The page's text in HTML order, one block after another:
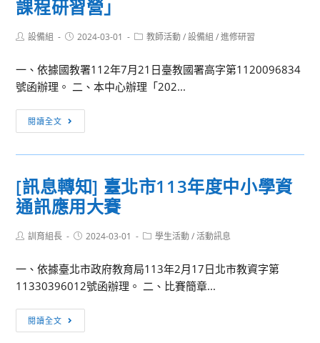
中
學
學
能
力
考
試
(Taiwan
Mathematics
高
級
等
學
學
中
心
學
度
全
國
課程研習營」
Post設備組
Post2024-03-01
Post教師活動 / 設備組 / 進修研習
一、依據國教署112年7月21日臺教國署高字第1120096834
號函辦理。 二、本中心辦理「202...
閱讀全文
師
增
教
育
地
學
科
中
[訊息轉知] 臺北市113年度中小學資
通訊應用大賽
Post訓育組長
Post2024-03-01
Post學生活動 / 活動訊息
一、依據臺北市政府教育局113年2月17日北市教資字第
11330396012號函辦理。 二、比賽簡章...
閱讀全文
息